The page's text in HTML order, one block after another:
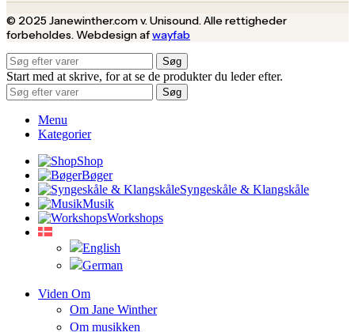
© 2025 Janewinther.com v. Unisound. Alle rettigheder
forbeholdes. Webdesign afwayfab
Søg
Start med at skrive, for at se de produkter du leder efter.
Søg
Menu
Kategorier
Shop
Bøger
Syngeskåle & Klangskåle
Musik
Workshops
Viden Om
Om Jane Winther
Om musikken